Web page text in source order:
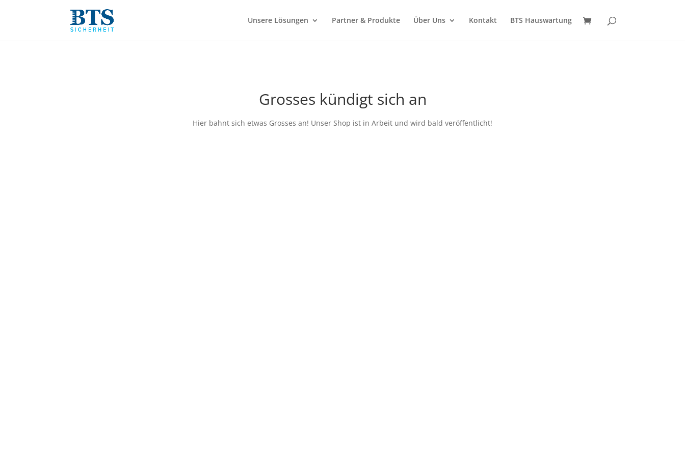
Unsere Lösungen Partner & Produkte Über Uns Kontakt BTS Hauswartung
Grosses kündigt sich an
Hier bahnt sich etwas Grosses an! Unser Shop ist in Arbeit und wird bald veröffentlicht!